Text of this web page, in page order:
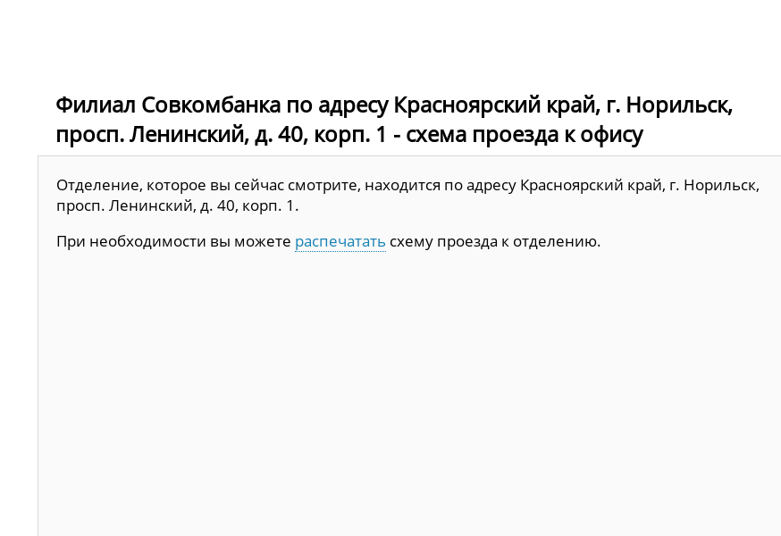
Филиал Совкомбанка по адресу Красноярский край, г. Норильск,
просп. Ленинский, д. 40, корп. 1 - схема проезда к офису
Отделение, которое вы сейчас смотрите, находится по адресу Красноярский край, г. Норильск,
просп. Ленинский, д. 40, корп. 1.
При необходимости вы можете распечатать схему проезда к отделению.